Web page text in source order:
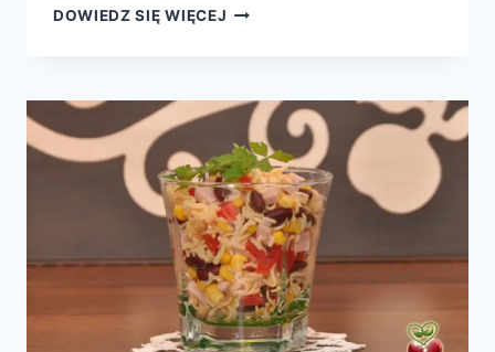
DOWIEDZ SIĘ WIĘCEJ SAŁATA
ZIEMNIAKAMI